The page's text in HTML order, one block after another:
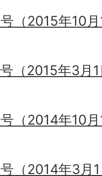
（2015年10
（2015年3月
（2014年10
（2014年3月